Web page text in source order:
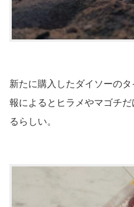
新たに購入したダイソーの
報によるとヒラメやマゴチ
るらしい。